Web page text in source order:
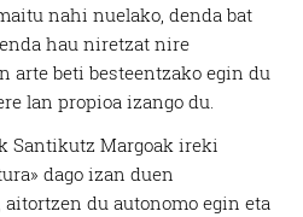
nahi nuelako, denda bat
hau niretzat nire
arte beti besteentzako egin du
lan propioa izango du.
Santikutz Margoak ireki
dago izan duen
du autonomo egin eta